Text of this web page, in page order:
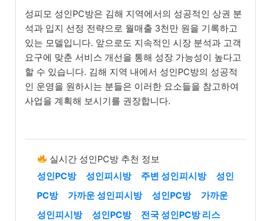
성피모 성인PC방은 김해 지역에서의 성공적인 상권 분
석과 입지 선정 전략으로 월매출 3천만 원을 기록하고
있는 모델입니다. 앞으로도 지속적인 시장 분석과 고객
요구에 맞춘 서비스 개선을 통해 성장 가능성이 높다고
할 수 있습니다. 김해 지역 내에서 성인PC방의 성공적
인 운영을 원하시는 분들은 이러한 요소들을 참고하여
사업을 계획해 보시기를 권장합니다.
실시간 성인PC방 추천 정보
성인PC방
성인피시방 주변 성인피시방
성인
PC방
가까운 성인피시방 성인PC방
가까운
성인피시방
성인PC방
전국 성인PC방 리스